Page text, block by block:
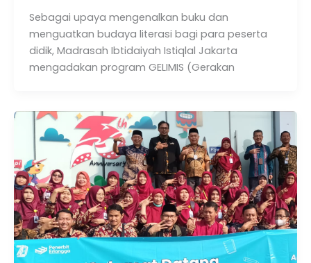
Sebagai upaya mengenalkan buku dan
menguatkan budaya literasi bagi para peserta
didik, Madrasah Ibtidaiyah Istiqlal Jakarta
mengadakan program GELIMIS (Gerakan